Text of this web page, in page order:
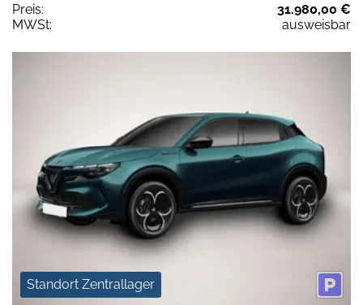
Preis:
31.980,00 €
MWSt:
ausweisbar
Standort Zentrallager